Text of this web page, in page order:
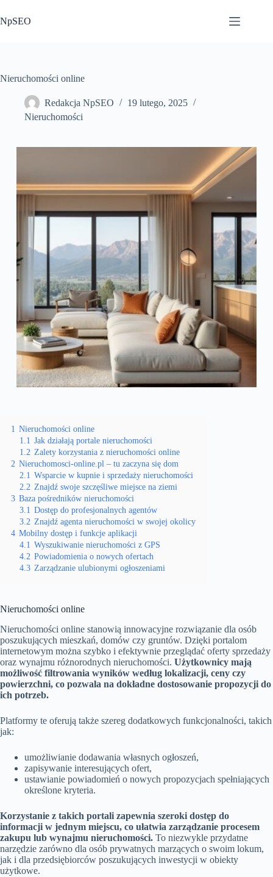
do
treści
NpSEO
Nieruchomości online
Redakcja NpSEO
19 lutego, 2025
Nieruchomości
1 Nieruchomości online
1.1 Jak działają portale nieruchomości
1.2 Zalety korzystania z nieruchomości online
2 Nieruchomosci-online.pl – tu zaczyna się dom
2.1 Wsparcie w kupnie i sprzedaży nieruchomości
2.2 Znajdź swoje szczęśliwe miejsce na ziemi
3 Baza pośredników nieruchomości
3.1 Dostęp do profesjonalnych agentów
3.2 Znajdź agenta nieruchomości w swojej okolicy
4 Mobilny dostęp i funkcje aplikacji
4.1 Wyszukiwanie nieruchomości z GPS
4.2 Powiadomienia o nowych ofertach
4.3 Zarządzanie ulubionymi ogłoszeniami
Nieruchomości online
Nieruchomości online stanowią innowacyjne rozwiązanie dla osób
poszukujących mieszkań, domów czy gruntów. Dzięki portalom
internetowym można szybko i efektywnie przeglądać oferty sprzedaży
oraz wynajmu różnorodnych nieruchomości. Użytkownicy mają
możliwość filtrowania wyników według lokalizacji, ceny czy
powierzchni, co pozwala na dokładne dostosowanie propozycji do
ich potrzeb.
Platformy te oferują także szereg dodatkowych funkcjonalności, takich
jak:
umożliwianie dodawania własnych ogłoszeń,
zapisywanie interesujących ofert,
ustawianie powiadomień o nowych propozycjach spełniających
określone kryteria.
Korzystanie z takich portali zapewnia szeroki dostęp do
informacji w jednym miejscu, co ułatwia zarządzanie procesem
zakupu lub wynajmu nieruchomości. To niezwykle przydatne
narzędzie zarówno dla osób prywatnych marzących o swoim lokum,
jak i dla przedsiębiorców poszukujących inwestycji w obiekty
użytkowe.